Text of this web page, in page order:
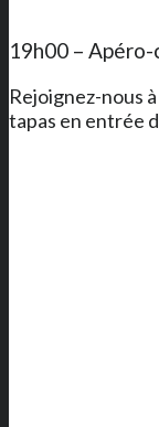
19h00 –
Rejoignez-nous
tapas en entrée